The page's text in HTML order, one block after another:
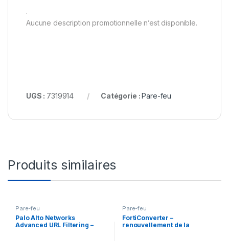
.
Aucune description promotionnelle n’est disponible.
UGS : 7319914 Catégorie :Pare-feu
Produits similaires
Pare-feu
Palo Alto Networks
Advanced URL Filtering –
Pare-feu
FortiConverter –
renouvellement de la